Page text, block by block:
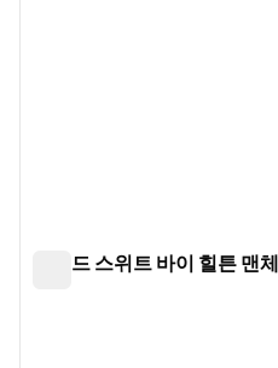
홈우드 스위트 바이 힐튼 맨